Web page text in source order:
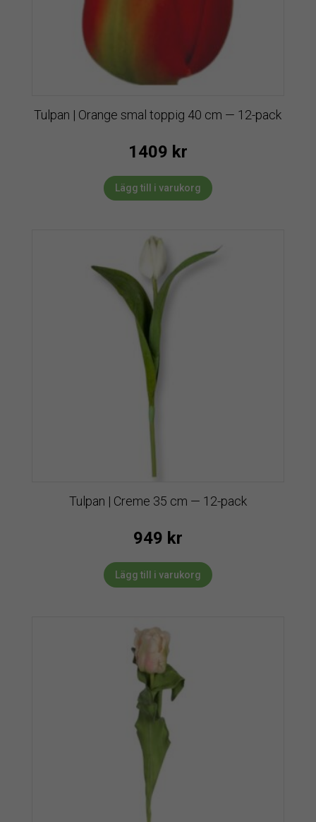
Tulpan | Orange smal toppig 40 cm — 12-pack
1409 kr
Lägg till i varukorg
Tulpan | Creme 35 cm — 12-pack
949 kr
Lägg till i varukorg